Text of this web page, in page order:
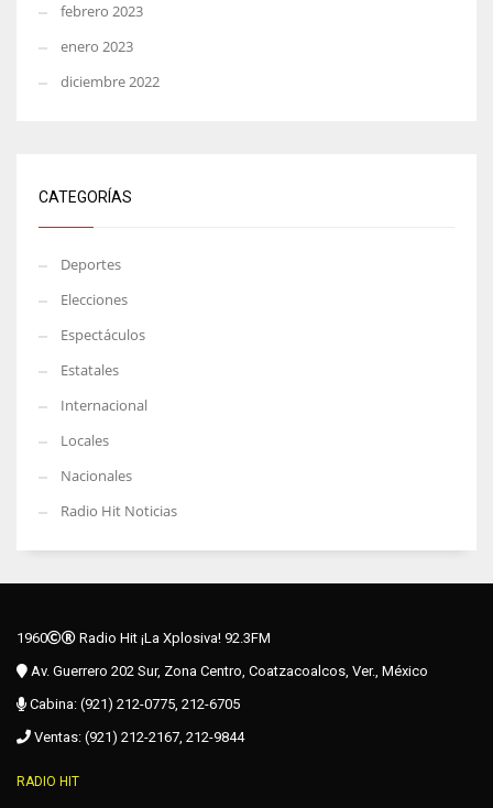
febrero 2023
enero 2023
diciembre 2022
CATEGORÍAS
Deportes
Elecciones
Espectáculos
Estatales
Internacional
Locales
Nacionales
Radio Hit Noticias
1960
Radio Hit ¡La Xplosiva! 92.3FM
Av. Guerrero 202 Sur, Zona Centro, Coatzacoalcos, Ver., México
Cabina: (921) 212-0775, 212-6705
Ventas: (921) 212-2167, 212-9844
RADIO HIT